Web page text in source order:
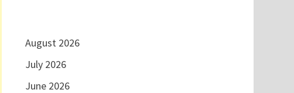
August 2026
July 2026
June 2026